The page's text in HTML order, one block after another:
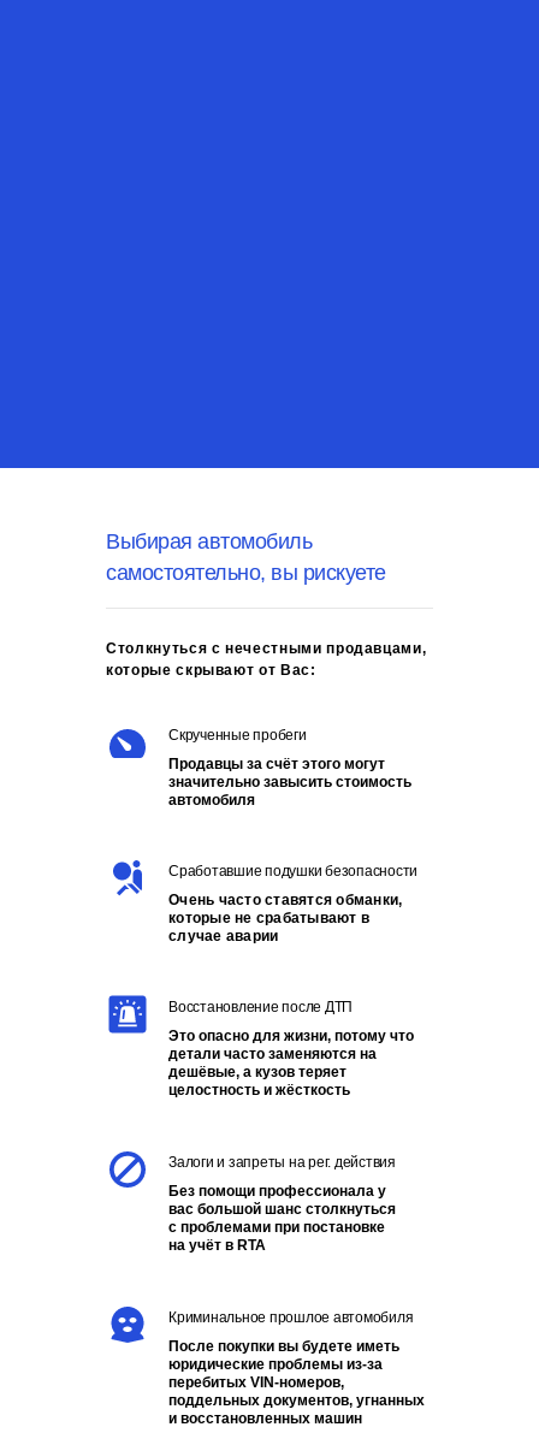
После покупки вы будете иметь
юридические проблемы из-за
перебитых VIN-номеров,
поддельных документов, угнанных
и восстановленных машин
Криминальное прошлое автомобиля
Без помощи профессионала у
вас большой шанс столкнуться
с проблемами при постановке
на учёт в RTA
Залоги и запреты на рег. действия
Это опасно для жизни, потому что
детали часто заменяются на
дешёвые, а кузов теряет
целостность и жёсткость
Восстановление после ДТП
Очень часто ставятся обманки,
которые не срабатывают в
случае аварии
Сработавшие подушки безопасности
Продавцы за счёт этого могут
значительно завысить стоимость
автомобиля
Скрученные пробеги
Выбирая автомобиль
самостоятельно, вы рискуете
Cтолкнуться с нечестными продавцами,
которые скрывают от Вас: